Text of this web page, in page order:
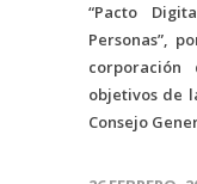
“Pacto
Personas”,
objetivos de
Consejo